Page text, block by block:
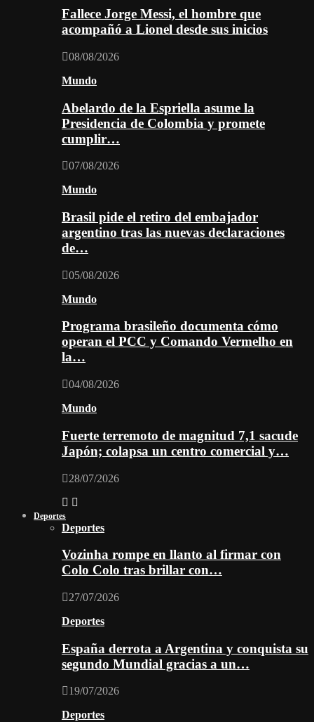
Fallece Jorge Messi, el hombre que
acompañó a Lionel desde sus inicios
08/08/2026
Mundo
Abelardo de la Espriella asume la
Presidencia de Colombia y promete
cumplir…
07/08/2026
Mundo
Brasil pide el retiro del embajador
argentino tras las nuevas declaraciones
de…
05/08/2026
Mundo
Programa brasileño documenta cómo
operan el PCC y Comando Vermelho en
la…
04/08/2026
Mundo
Fuerte terremoto de magnitud 7,1 sacude
Japón; colapsa un centro comercial y…
28/07/2026
Deportes
Deportes
Vozinha rompe en llanto al firmar con
Colo Colo tras brillar con…
27/07/2026
Deportes
España derrota a Argentina y conquista su
segundo Mundial gracias a un…
19/07/2026
Deportes